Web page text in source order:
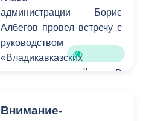
администрации Борис
Албегов провел встречу с
руководством
«Владикавказских
тепловых сетей». В
Внимание-